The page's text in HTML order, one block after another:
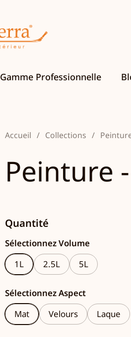
Gamme Professionnelle
Accueil / Collections /
Peinture
Quantité
Sélectionnez Volume
1L
2.5L 5L
Sélectionnez Aspect
Mat
Velours Laque